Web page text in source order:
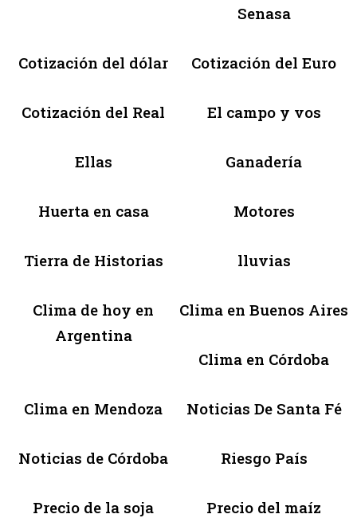
Senasa
Cotización del dólar Cotización del Euro
Cotización del Real El campo y vos
Ellas Ganadería
Huerta en casa Motores
Tierra de Historias lluvias
Clima de hoy en
Argentina
Clima en Buenos Aires
Clima en Córdoba
Clima en Mendoza Noticias De Santa Fé
Noticias de Córdoba Riesgo País
Precio de la soja Precio del maíz